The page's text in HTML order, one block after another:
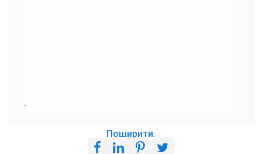
Поширити: